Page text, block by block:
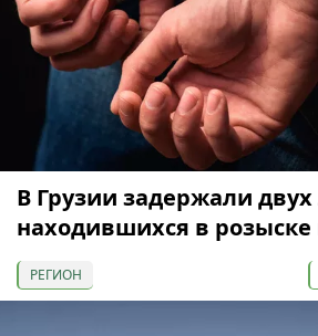
В Грузии задержали
находившихся в розыске
РЕГИОН